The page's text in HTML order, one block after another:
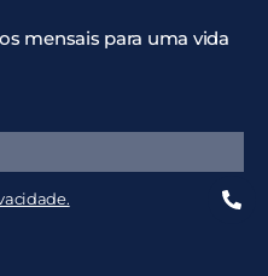
mensais para uma vida